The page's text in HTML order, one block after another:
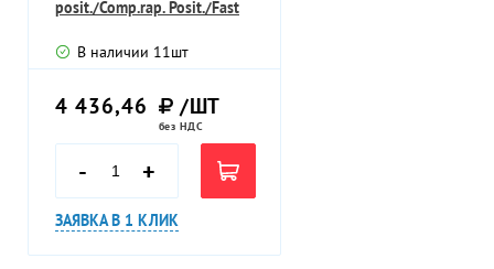
posit./Comp.rap. Posit./Fast
В наличии 11шт
4 436,46 /ШТ
без НДС
- +
ЗАЯВКА В 1 КЛИК